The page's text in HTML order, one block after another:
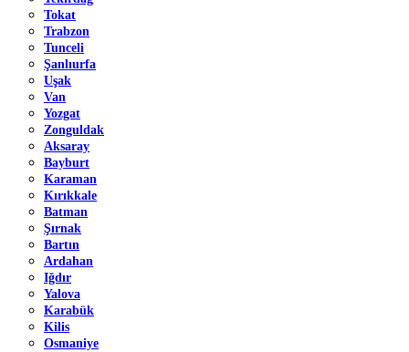
Tokat
Trabzon
Tunceli
Şanlıurfa
Uşak
Van
Yozgat
Zonguldak
Aksaray
Bayburt
Karaman
Kırıkkale
Batman
Şırnak
Bartın
Ardahan
Iğdır
Yalova
Karabük
Kilis
Osmaniye